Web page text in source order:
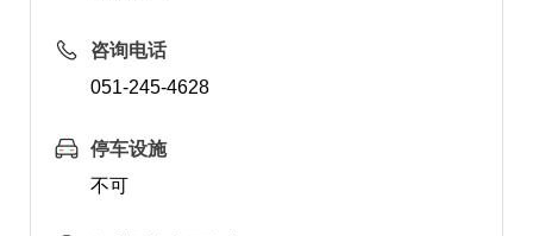
咨询电话
051-245-4628
停车设施
不可